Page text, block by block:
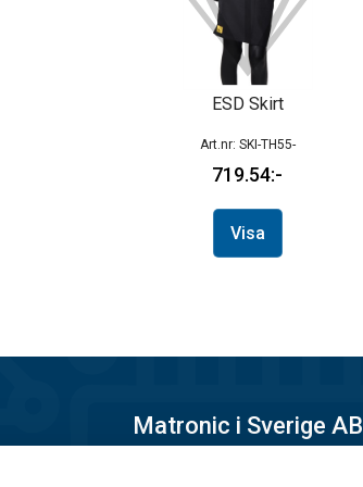
ESD Skirt
SKI-TH55-
719.54
Visa
Matronic i Sverige AB